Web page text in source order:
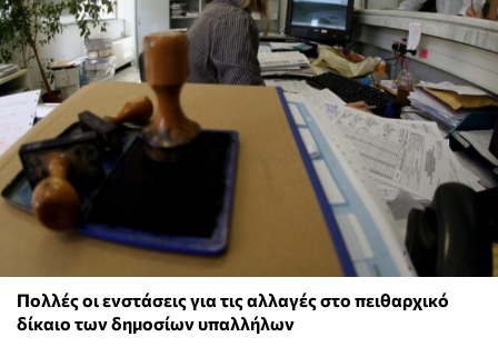
Πολλές οι ενστάσεις για τις αλλαγές στο πειθαρχικό
δίκαιο των δημοσίων υπαλλήλων